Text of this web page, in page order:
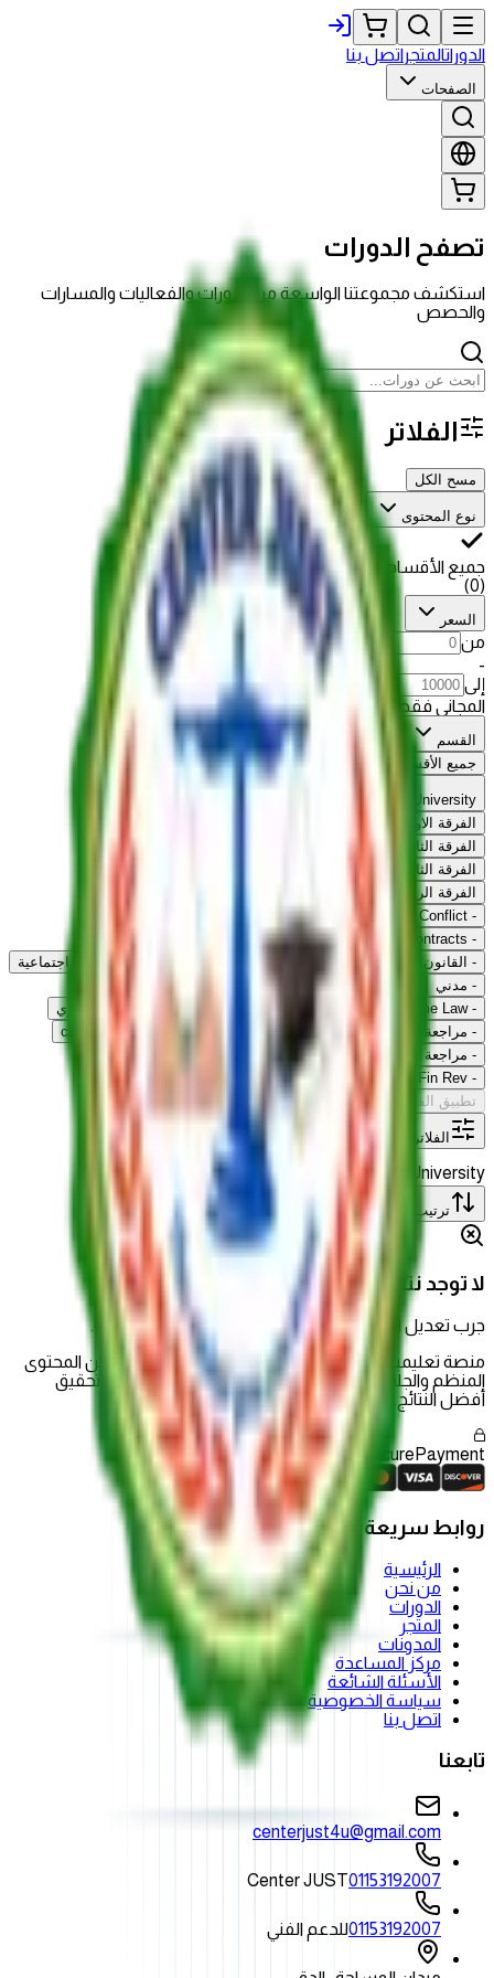
الدوراتالمتجراتصل بنا
الصفحات
تصفح الدورات
استكشف مجموعتنا الواسعة من الدورات والفعاليات والمسارات
والحصص
الفلاتر
مسح الكل
نوع المحتوى
جميع الأقسام
(
0
)
السعر
من
-
إلى
المجاني فقط
القسم
جميع الأقسام
Cairo University
الفرقة الاولى
الفرقة الثانية
الفرقة الثالثة
الفرقة الرابعة
-
Conflict
Admin Contracts
IPR
-
Com Contracts
- التنفيذ الجبرى
الاجراءات الجنائية
- القانون البحرى -تشريعات اجتماعية
- مدني تنفيذ جبري -بحري -
-
Legal Training
-
Maritime Law
LEGAL TRAINING FIN REV
البحري و الجوي
- مراجعة التنفيذ الجبري ipr final rev
com Contracts Final rev
- مراجعة نهائية تجاري رابعة
-
Admin Contracts Fin Rev
-
maritime Final rev
تطبيق الفلاتر
الفلاتر
Cairo University الفرقة الرابعة مسح الكل
ترتيب حسب:الأحدث
لا توجد نتائج
جرب تعديل الفلاتر أو كلمة البحث للعثور على ما تبحث عنه.
منصة تعليمية شاملة تقدم تجربة تعليمية حديثة تجمع بين المحتوى
المنظم والجلسات الحية وأدوات التقييم لمساعدتك على تحقيق
أفضل النتائج.
Secure Payment
روابط سريعة
الرئيسية
من نحن
الدورات
المتجر
المدونات
مركز المساعدة
الأسئلة الشائعة
سياسة الخصوصية
اتصل بنا
تابعنا
centerjust4u@gmail.com
01153192007
Center JUST
01153192007للدعم الفني